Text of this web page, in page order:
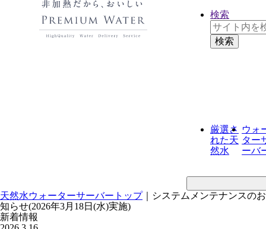
厳選さ
れた天
然水
ウォ
ター
ーバ
検索
天然水ウォーターサーバートップ｜
システムメンテナンスのお
知らせ(2026年3月18日(水)実施)
新着情報